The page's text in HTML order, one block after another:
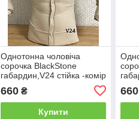
Однотонна чоловіча
сорочка BlackStone
габардин,V24 стійка -комір
660₴
Купити
660